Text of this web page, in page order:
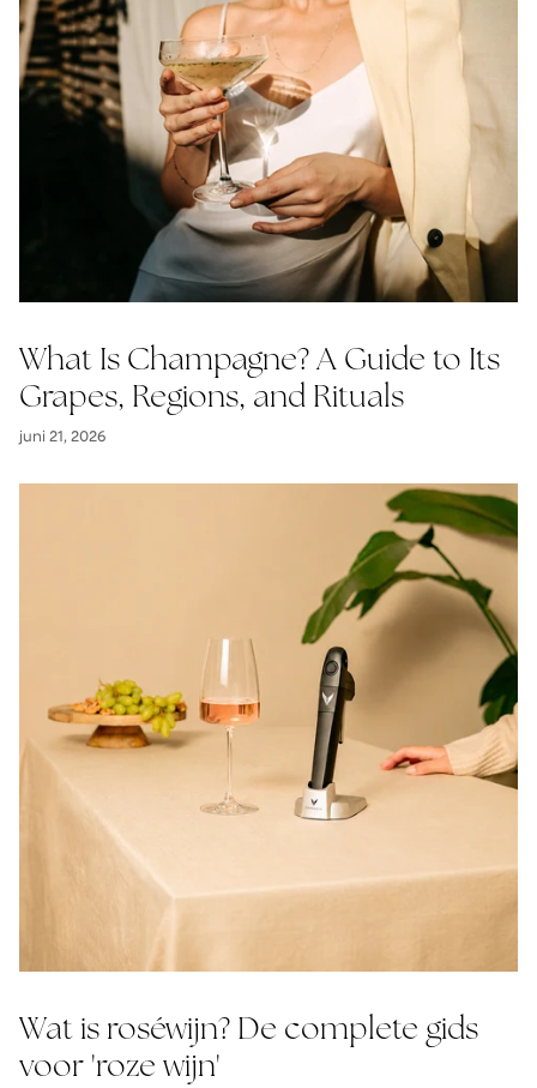
What Is Champagne? A Guide to Its
Grapes, Regions, and Rituals
juni 21, 2026
Wat is roséwijn? De complete gids
voor 'roze wijn'